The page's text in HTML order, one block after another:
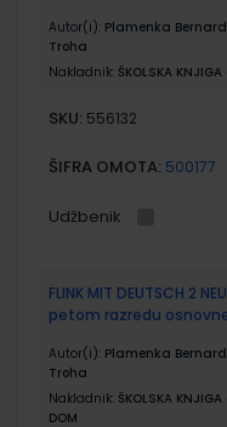
Autor(i): Plamenka
Troha
Nakladnik: ŠKOLSKA
SKU: 556132
ŠIFRA OMOTA: 500177
Udžbenik
FLINK MIT DEUTSCH 2
petom razredu
Autor(i): Plamenka
Troha
Nakladnik: ŠKOLSKA
DOM